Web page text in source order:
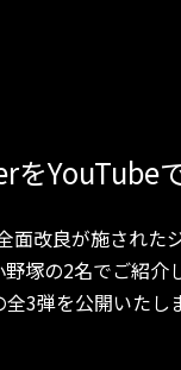
をYouTube
面改良が施された
塚の2名でご紹
3弾を公開いたし